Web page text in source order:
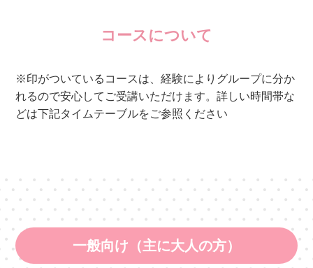
コースについて
※印がついているコースは、経験によりグループに分か
れるので安心してご受講いただけます。詳しい時間帯な
どは下記タイムテーブルをご参照ください
一般向け（主に大人の方）